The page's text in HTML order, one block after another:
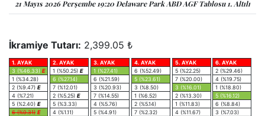
21 Mayıs 2026 Perşembe 19:20 Delaware Park ABD AGF Tablosu 1. Altılı
İkramiye Tutarı: 2,399.05 ₺
1. AYAK
3 (%46.33) E
1 (%34.28)
2 (%9.47) E
4 (%7.21)
5 (%2.40) E
6 (%0.31) E
2. AYAK
1 (%50.25) E
6 (%27.14)
7 (%12.01)
2 (%5.25) E
5 (%3.33)
4 (%1.11)
3. AYAK
1 (%27.41)
6 (%21.59)
3 (%20.93)
7 (%14.55)
4 (%5.76)
5 (%4.91)
4. AYAK
6 (%52.49)
5 (%23.61)
3 (%8.50)
1 (%6.52)
2 (%5.14)
7 (%2.32)
5. AYAK
5 (%22.25)
7 (%20.00)
3 (%16.01)
2 (%13.30)
1 (%11.83)
4 (%11.67)
6. AYAK
2 (%29.46)
4 (%19.75)
1 (%18.80)
5 (%16.12)
6 (%8.84)
3 (%7.03)